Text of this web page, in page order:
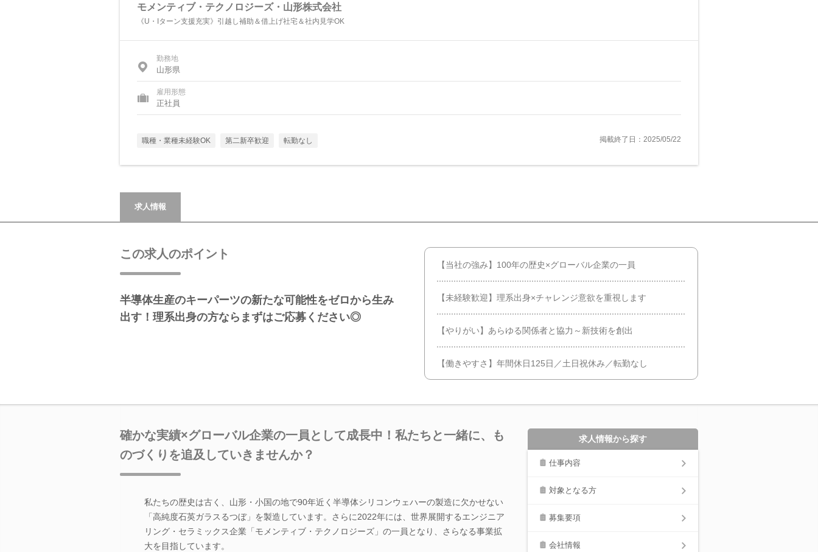
モメンティブ・テクノロジーズ・山形株式会社
《U・Iターン支援充実》引越し補助＆借上げ社宅＆社内見学OK
勤務地
山形県
雇用形態
正社員
職種・業種未経験OK 第二新卒歓迎 転勤なし 掲載終了日：2025/05/22
求人情報
この求人のポイント
半導体生産のキーパーツの新たな可能性をゼロから生み
出す！理系出身の方ならまずはご応募ください◎
【当社の強み】100年の歴史×グローバル企業の一員
【未経験歓迎】理系出身×チャレンジ意欲を重視します
【やりがい】あらゆる関係者と協力～新技術を創出
【働きやすさ】年間休日125日／土日祝休み／転勤なし
確かな実績×グローバル企業の一員として成長中！私たちと一緒に、も
のづくりを追及していきませんか？
私たちの歴史は古く、山形・小国の地で90年近く半導体シリコンウェハーの製造に欠かせない
「高純度石英ガラスるつぼ」を製造しています。さらに2022年には、世界展開するエンジニア
リング・セラミックス企業「モメンティブ・テクノロジーズ」の一員となり、さらなる事業拡
大を目指しています。
求人情報から探す
仕事内容
対象となる方
募集要項
会社情報